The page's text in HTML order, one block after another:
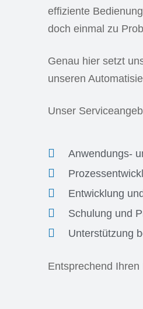
effiziente
doch einmal zu
Genau hier setzt
unseren
Unser
Anwendungs-
Entwicklung
Schulung und
Unterstützung
Entsprechend